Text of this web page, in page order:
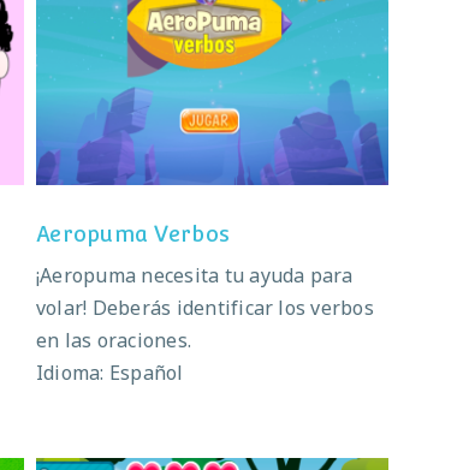
Aeropuma Verbos
Aeropuma Verbos
¡Aeropuma necesita tu ayuda para
volar! Deberás identificar los verbos
en las oraciones.
Idioma: Español